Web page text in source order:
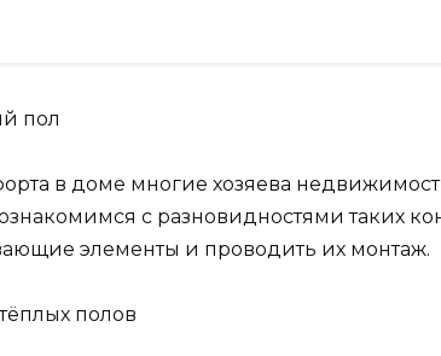
пол
в доме многие хозяева
с разновидностями таких
элементы и проводить их монтаж.
полов